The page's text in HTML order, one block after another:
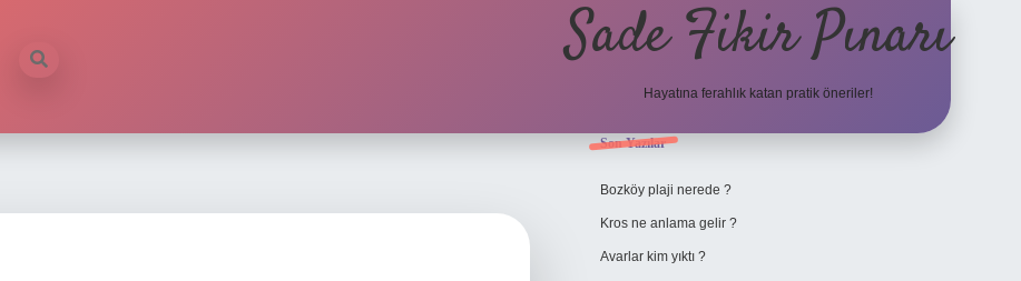
Sade Fikir Pınarı
Hayatına ferahlık katan pratik öneriler!
Sidebar
Son Yazılar
Bozköy plaji nerede ?
Kros ne anlama gelir ?
Avarlar kim yıktı ?